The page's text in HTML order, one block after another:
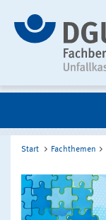
Start Fachthemen